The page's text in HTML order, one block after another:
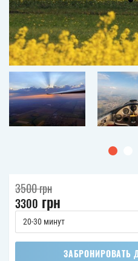
3500грн
3300 грн
20-30 минут
ЗАБРОНИРОВАТЬ